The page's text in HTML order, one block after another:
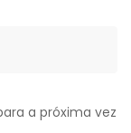
a próxima vez